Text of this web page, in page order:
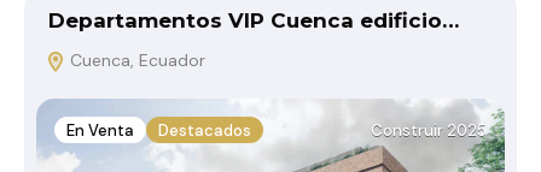
Departamentos VIP Cuenca edificio…
Cuenca, Ecuador
En Venta Destacados Construir 2025